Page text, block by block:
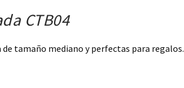
CTB04
de tamaño mediano y perfectas para regalos.